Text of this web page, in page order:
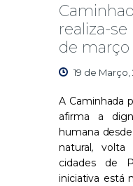
realiza-
de março
19 de Março,
A Caminhada
afirma a
humana
natural, volta
cidades de
iniciativa está